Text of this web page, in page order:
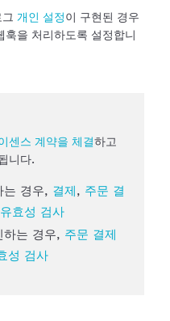
개인 설정 이 구현된 경우
훅을 처리하도록 설정합니
센스 계약을 체결하고
니다.
는 경우, 결제 , 주문 결
효성 검사
하는 경우, 주문 결제
성 검사